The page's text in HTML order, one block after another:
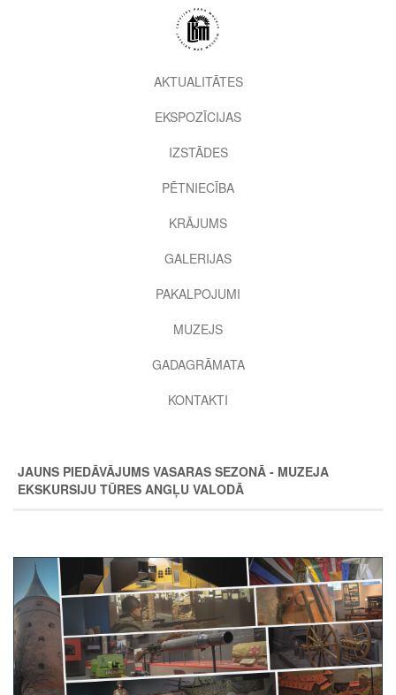
2nd
level
AKTUALITĀTES
EKSPOZĪCIJAS
IZSTĀDES
PĒTNIECĪBA
KRĀJUMS
GALERIJAS
PAKALPOJUMI
MUZEJS
GADAGRĀMATA
KONTAKTI
JAUNS PIEDĀVĀJUMS VASARAS SEZONĀ - MUZEJA
EKSKURSIJU TŪRES ANGĻU VALODĀ
Image